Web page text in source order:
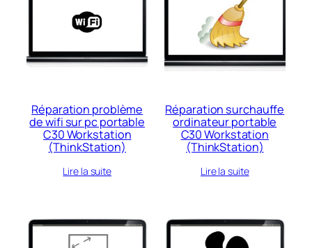
récent
au
plus
ancien
Réparation problème
de wifi sur pc portable
C30 Workstation
(ThinkStation)
Lire la suite
Réparation surchauffe
ordinateur portable
C30 Workstation
(ThinkStation)
Lire la suite